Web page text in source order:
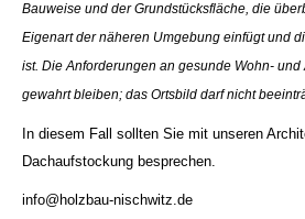
Bauweise und der Grundstücksfläche, die
Eigenart der näheren Umgebung einfügt und
ist. Die Anforderungen an gesunde Wohn-
gewahrt bleiben; das Ortsbild darf nicht
In diesem Fall sollten Sie mit unseren
Dachaufstockung besprechen.
info@holzbau-nischwitz.de